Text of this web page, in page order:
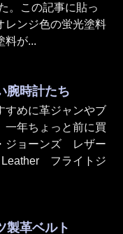
。この記事に貼っ
レンジ色の蛍光塗料
料が...
腕時計たち
すめに革ジャンやブ
一年ちょっと前に買
ジョーンズ レザー
フライトジ
製革ベルト